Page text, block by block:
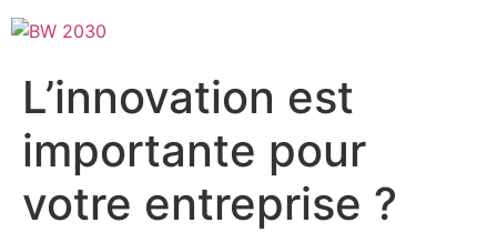
Aller
au
L’innovation est
importante pour
votre entreprise ?